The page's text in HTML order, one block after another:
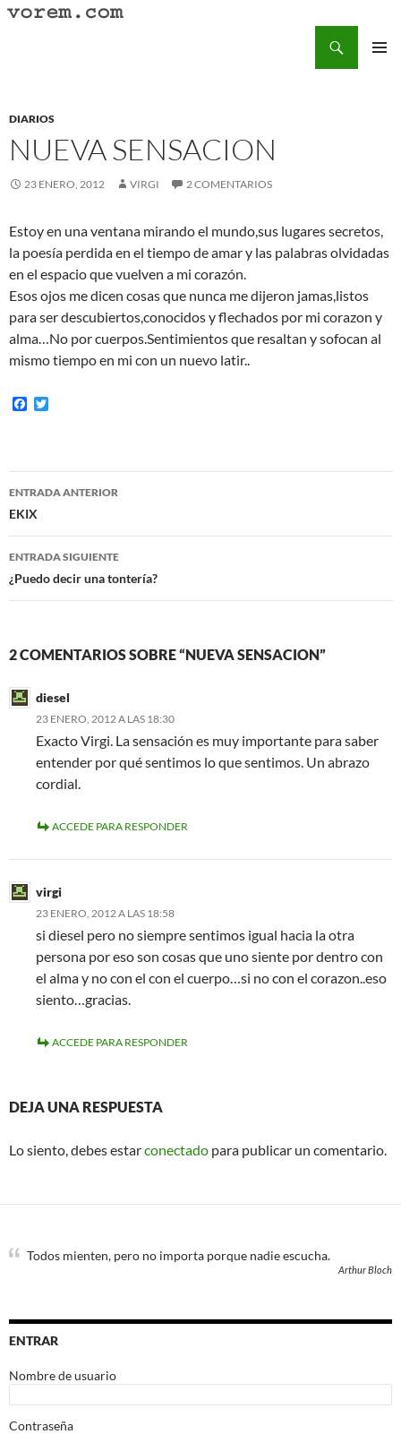
Saltar
DIARIOS
NUEVA SENSACION
23 ENERO, 2012 VIRGI 2 COMENTARIOS
Estoy en una ventana mirando el mundo,sus lugares secretos,
la poesía perdida en el tiempo de amar y las palabras olvidadas
en el espacio que vuelven a mi corazón.
Esos ojos me dicen cosas que nunca me dijeron jamas,listos
para ser descubiertos,conocidos y flechados por mi corazon y
alma…No por cuerpos.Sentimientos que resaltan y sofocan al
mismo tiempo en mi con un nuevo latir..
F
o
o
e
r
Navegación
de
entradas
ENTRADA ANTERIOR
EKIX
ENTRADA SIGUIENTE
¿Puedo decir una tontería?
2 COMENTARIOS SOBRE “NUEVA SENSACION”
diesel
23 ENERO, 2012 A LAS 18:30
Exacto Virgi. La sensación es muy importante para saber
entender por qué sentimos lo que sentimos. Un abrazo
cordial.
ACCEDE PARA RESPONDER
virgi
23 ENERO, 2012 A LAS 18:58
si diesel pero no siempre sentimos igual hacia la otra
persona por eso son cosas que uno siente por dentro con
el alma y no con el con el cuerpo…si no con el corazon..eso
siento…gracias.
ACCEDE PARA RESPONDER
DEJA UNA RESPUESTA
Lo siento, debes estarconectado para publicar un comentario.
Todos mienten, pero no importa porque nadie escucha.
Arthur Bloch
ENTRAR
Nombre de usuario
Contraseña